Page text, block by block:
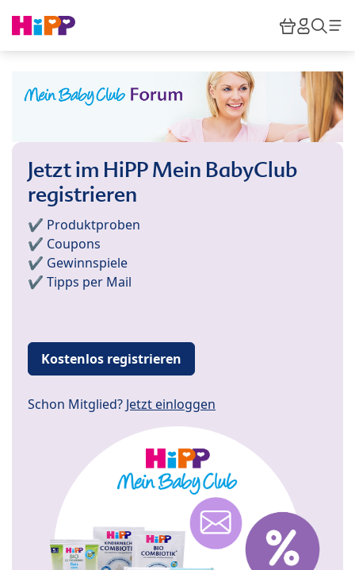
HiPP
Jetzt im HiPP Mein BabyClub
registrieren
✔️ Produktproben
✔️ Coupons
✔️ Gewinnspiele
✔️ Tipps per Mail
Kostenlos registrieren
Schon Mitglied? Jetzt einloggen